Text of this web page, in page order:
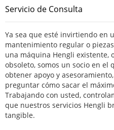
Servicio de Consulta
Ya sea que esté invirtiendo en
mantenimiento regular o
una máquina Hengli existente,
obsoleto, somos un socio en el
obtener apoyo y
preguntar cómo sacar el
Trabajando con usted,
que nuestros servicios Hengli
tangible.